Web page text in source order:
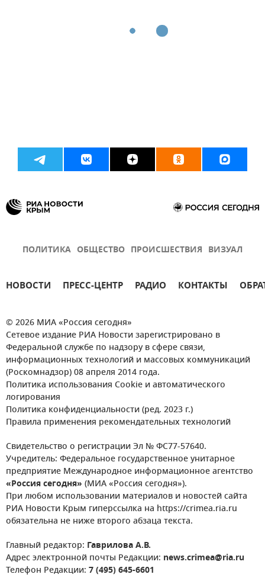
ПОЛИТИКА ОБЩЕСТВО ПРОИСШЕСТВИЯ ВИЗУАЛ
НОВОСТИ ПРЕСС-ЦЕНТР РАДИО КОНТАКТЫ
© 2026 МИА «Россия сегодня»
Сетевое издание РИА Новости зарегистрировано в
Федеральной службе по надзору в сфере связи,
информационных технологий и массовых коммуникаций
(Роскомнадзор) 08 апреля 2014 года.
Политика использования Cookie и автоматического
логирования
Политика конфиденциальности (ред. 2023 г.)
Правила применения рекомендательных технологий
Свидетельство о регистрации Эл № ФС77-57640.
Учредитель: Федеральное государственное унитарное
предприятие Международное информационное агентство
«Россия сегодня» (МИА «Россия сегодня»).
При любом использовании материалов и новостей сайта
РИА Новости Крым гиперссылка на https://crimea.ria.ru
обязательна не ниже второго абзаца текста.
Главный редактор: Гаврилова А.В.
Адрес электронной почты Редакции: news.crimea@ria.ru
Телефон Редакции: 7 (495) 645-6601